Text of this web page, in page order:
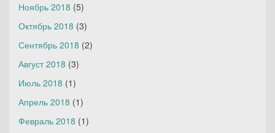
Ноябрь 2018 (5)
Октябрь 2018 (3)
Сентябрь 2018 (2)
Август 2018 (3)
Июль 2018 (1)
Апрель 2018 (1)
Февраль 2018 (1)